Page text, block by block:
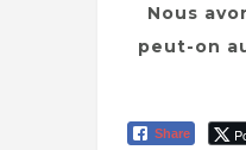
Nous
peut-on
Share